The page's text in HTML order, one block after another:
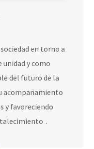
en torno a
unidad y como
del futuro de la
acompañamiento
y favoreciendo
.